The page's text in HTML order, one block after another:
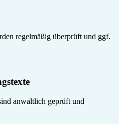
regelmäßig überprüft und ggf.
anwaltlich geprüft und